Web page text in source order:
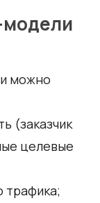
можно
(заказчик
целевые
трафика;